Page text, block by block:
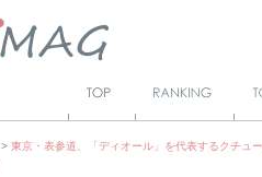
> 東京・表参道、「ディオール」を代表するクチュ